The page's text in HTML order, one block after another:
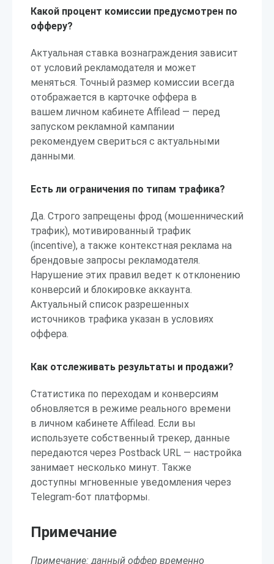
Какой процент комиссии предусмотрен по
офферу?
Актуальная ставка вознаграждения зависит
от условий рекламодателя и может
меняться. Точный размер комиссии всегда
отображается в карточке оффера в
вашем личном кабинете Affilead — перед
запуском рекламной кампании
рекомендуем свериться с актуальными
данными.
Есть ли ограничения по типам трафика?
Да. Строго запрещены фрод (мошеннический
трафик), мотивированный трафик
(incentive), а также контекстная реклама на
брендовые запросы рекламодателя.
Нарушение этих правил ведет к отклонению
конверсий и блокировке аккаунта.
Актуальный список разрешенных
источников трафика указан в условиях
оффера.
Как отслеживать результаты и продажи?
Статистика по переходам и конверсиям
обновляется в режиме реального времени
в личном кабинете Affilead. Если вы
используете собственный трекер, данные
передаются через Postback URL — настройка
занимает несколько минут. Также
доступны мгновенные уведомления через
Telegram-бот платформы.
Примечание
Примечание: данный оффер временно